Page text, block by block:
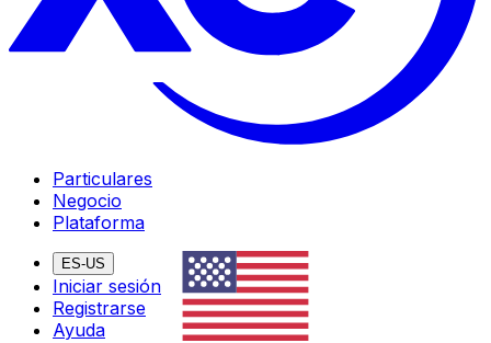
Particulares
Negocio
Plataforma
ES-US
Iniciar sesión
Registrarse
Ayuda